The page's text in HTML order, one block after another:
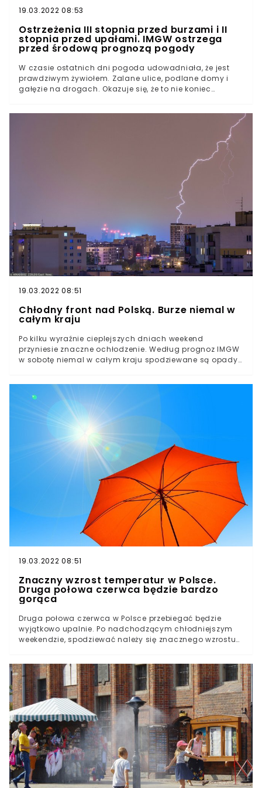
19.03.2022 08:53
Ostrzeżenia III stopnia przed burzami i II
stopnia przed upałami. IMGW ostrzega
przed środową prognozą pogody
W czasie ostatnich dni pogoda udowadniała, że jest
prawdziwym żywiołem. Zalane ulice, podlane domy i
gałęzie na drogach. Okazuje się, że to nie koniec
nie spada poniżej 30 stopni w cieniu, w mgnieniu oka
zmieniały się w ulewy, które zalewały całe miasta.To
Ponownie kraj objęty został ostrzeżeniami IMGW. Gdzie
19.03.2022 08:51
Chłodny front nad Polską. Burze niemal w
całym kraju
Po kilku wyraźnie cieplejszych dniach weekend
przyniesie znaczne ochłodzenie. Według prognoz IMGW
w sobotę niemal w całym kraju spodziewane są opady
Polski były bliskie 30 stopni, sobota przyniesie
zdecydowane ochłodzenie.W przeważającej części kraju
spodziewane jest zachmurzenie. 12 czerwca z
północnego zachodu na południowy wschód
przemieszczał będzie się chłodny front, podaje IMGW.
19.03.2022 08:51
Znaczny wzrost temperatur w Polsce.
Druga połowa czerwca będzie bardzo
gorąca
Druga połowa czerwca w Polsce przebiegać będzie
wyjątkowo upalnie. Po nadchodzącym chłodniejszym
weekendzie, spodziewać należy się znacznego wzrostu
na spędzenie urlopu w Polsce. Nadchodzi afrykańska
pogodaChoć za oknem lato w pełni, już wkrótce
spodziewać należy się jeszcze większego wzrostu
temperatur. Po stosunkowo chłodniejszym weekendzie
do Polski zbliży się żar prosto z Afryki. 12 czerwca przez
nasz kraj przewinie się front atmosferyczny przynoszący
ze sobą chłodniejsze morskie powietrze. W związku z tym
termometry pokażą nieco niższe temperatury. W sobotę
najchłodniej będzie w północnej Polsce: od 17 stopni w
okolicach Koszalina do 18 w Gdańsku. Najcieplej w
centrum kraju i na południu. Zapowiadane są też opady